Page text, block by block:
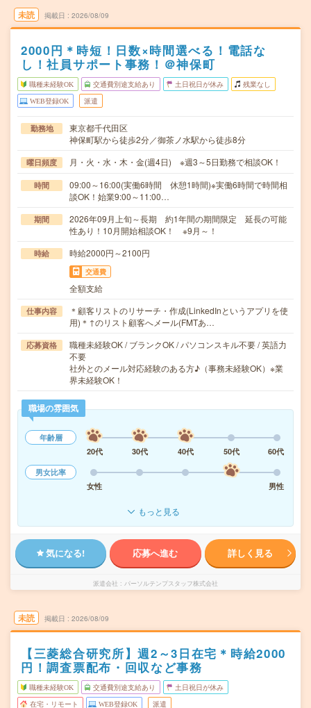
未読 掲載日 2026/08/09
2000円＊時短！日数×時間選べる！電話な
し！社員サポート事務！＠神保町
職種未経験OK 交通費別途支給あり 土日祝日が休み 残業なし
WEB登録OK 派遣
勤務地
東京都千代田区
神保町駅から徒歩2分／御茶ノ水駅から徒歩8分
曜日頻度 月・火・水・木・金(週4日) ※週3～5日勤務で相談OK！
時間
09:00～16:00(実働6時間 休憩1時間)※実働6時間で時間相
談OK！始業9:00～11:00…
期間
2026年09月上旬～長期 約1年間の期間限定 延長の可能
性あり！10月開始相談OK！ ※9月～！
時給 時給2000円～2100円
交通費
全額支給
仕事内容
＊顧客リストのリサーチ・作成(LinkedInというアプリを使
用)＊↑のリスト顧客へメール(FMTあ…
応募資格
職種未経験OK / ブランクOK / パソコンスキル不要 / 英語力
不要
社外とのメール対応経験のある方♪（事務未経験OK）※業
界未経験OK！
職場の雰囲気
年齢層
20代
30代 40代 50代
60代
男女比率
女性
男性
もっと見る
気になる! 応募へ進む 詳しく見る
派遣会社 パーソルテンプスタッフ株式会社
未読 掲載日 2026/08/09
【三菱総合研究所】週2～3日在宅＊時給2000
円！調査票配布・回収など事務
職種未経験OK 交通費別途支給あり 土日祝日が休み
在宅・リモート WEB登録OK 派遣